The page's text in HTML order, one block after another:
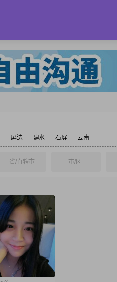
屏边 建水 石屏 云南
省/直辖市 市/区